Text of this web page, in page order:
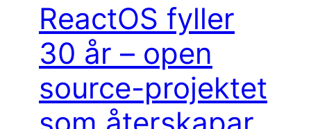
ReactOS fyller
30 år – open
source-projektet